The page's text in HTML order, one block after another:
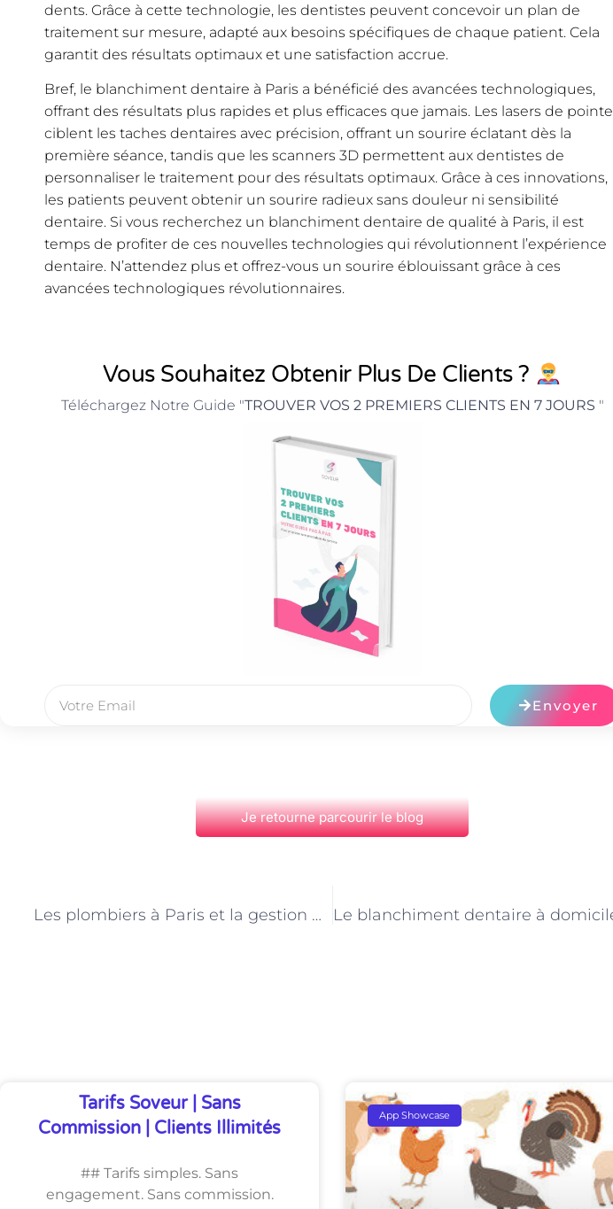
dents. Grâce à cette technologie, les dentistes peuvent concevoir un plan de
traitement sur mesure, adapté aux besoins spécifiques de chaque patient. Cela
garantit des résultats optimaux et une satisfaction accrue.
Bref, le blanchiment dentaire à Paris a bénéficié des avancées technologiques,
offrant des résultats plus rapides et plus efficaces que jamais. Les lasers de pointe
ciblent les taches dentaires avec précision, offrant un sourire éclatant dès la
première séance, tandis que les scanners 3D permettent aux dentistes de
personnaliser le traitement pour des résultats optimaux. Grâce à ces innovations,
les patients peuvent obtenir un sourire radieux sans douleur ni sensibilité
dentaire. Si vous recherchez un blanchiment dentaire de qualité à Paris, il est
temps de profiter de ces nouvelles technologies qui révolutionnent l’expérience
dentaire. N’attendez plus et offrez-vous un sourire éblouissant grâce à ces
avancées technologiques révolutionnaires.
Vous Souhaitez Obtenir Plus De Clients ?
Téléchargez Notre Guide "TROUVER VOS 2 PREMIERS CLIENTS EN 7 JOURS "
Envoyer
Je retourne parcourir le blog
Les plombiers à Paris et la gestion des canalisations
Tarifs Soveur | Sans
Commission | Clients Illimités
## Tarifs simples. Sans
engagement. Sans commission.
App Showcase